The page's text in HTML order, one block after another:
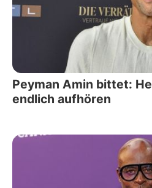
Peyman Amin bittet:
endlich aufhören